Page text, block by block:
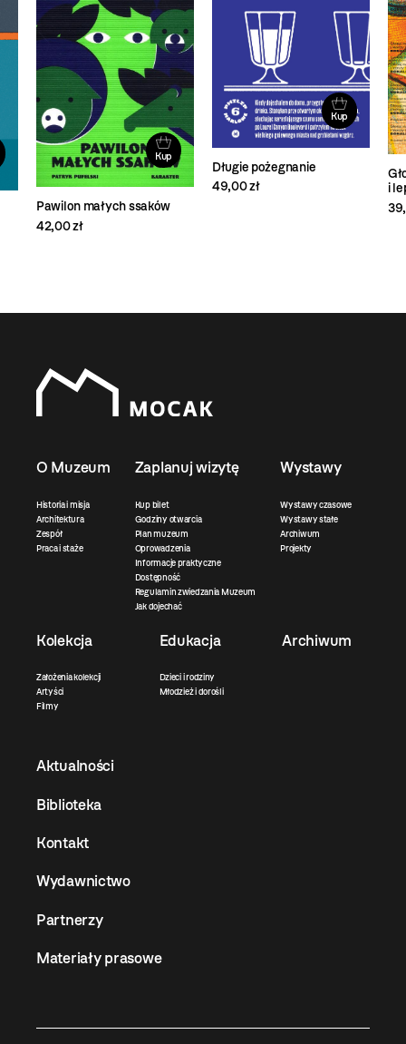
Kup
Pawilon małych ssaków
42,00 zł
Kup
Długie pożegnanie
49,00 zł
i
O Muzeum
Historia i misja
Architektura
Zespół
Praca i staże
Zaplanuj wizytę
Kup bilet
Godziny otwarcia
Plan muzeum
Oprowadzenia
Informacje praktyczne
Dostępność
Regulamin zwiedzania Muzeum
Jak dojechać
Wystawy
Wystawy czasowe
Wystawy stałe
Archiwum
Projekty
Kolekcja
Założenia kolekcji
Artyści
Filmy
Edukacja
Dzieci i rodziny
Młodzież i dorośli
Archiwum
Aktualności
Biblioteka
Kontakt
Wydawnictwo
Partnerzy
Materiały prasowe